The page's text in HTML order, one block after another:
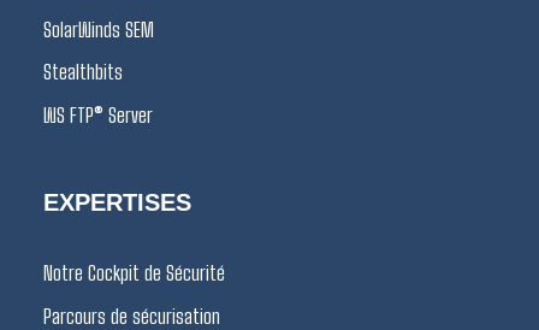
SolarWinds SEM
Stealthbits
WS FTP® Server
EXPERTISES
Notre Cockpit de Sécurité
Parcours de sécurisation